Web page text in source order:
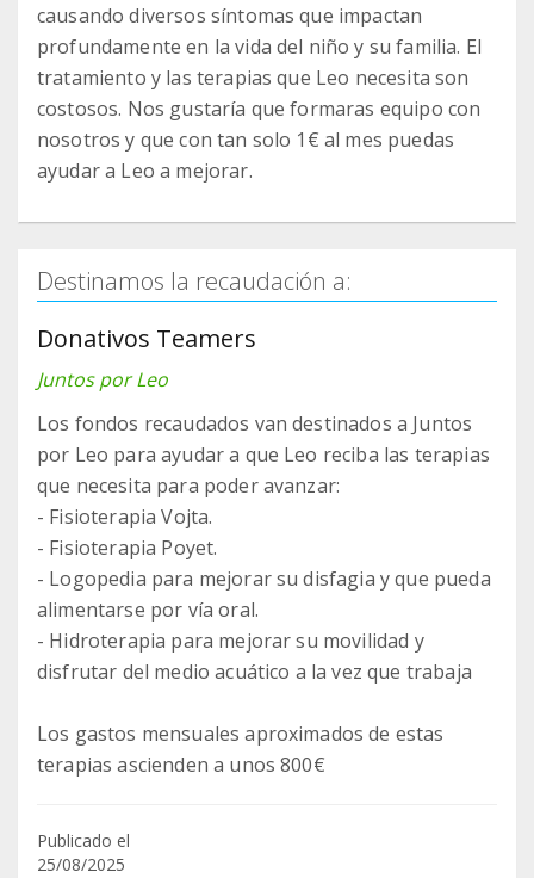
causando diversos síntomas que impactan
profundamente en la vida del niño y su familia. El
tratamiento y las terapias que Leo necesita son
costosos. Nos gustaría que formaras equipo con
nosotros y que con tan solo 1€ al mes puedas
ayudar a Leo a mejorar.
Destinamos la recaudación a:
Donativos Teamers
Juntos por Leo
Los fondos recaudados van destinados a Juntos
por Leo para ayudar a que Leo reciba las terapias
que necesita para poder avanzar:
- Fisioterapia Vojta.
- Fisioterapia Poyet.
- Logopedia para mejorar su disfagia y que pueda
alimentarse por vía oral.
- Hidroterapia para mejorar su movilidad y
disfrutar del medio acuático a la vez que trabaja
Los gastos mensuales aproximados de estas
terapias ascienden a unos 800€
Publicado el
25/08/2025